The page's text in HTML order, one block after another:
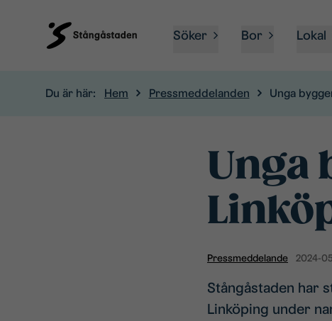
Söker Bor Lokal
Du är här: Hem Pressmeddelanden Unga
Unga
Pressmeddelande 2024-
Stångåstaden har
Linköping under